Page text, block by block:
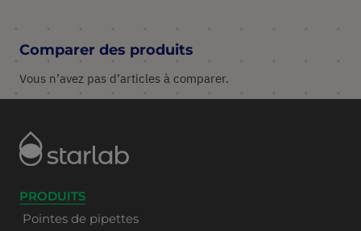
Comparer des produits
Vous n’avez pas d’articles à comparer.
PRODUITS
Pointes de pipettes